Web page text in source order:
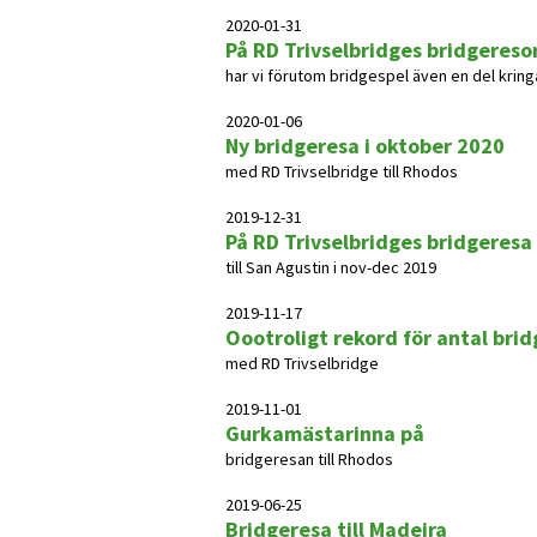
2020-01-31
På RD Trivselbridges
har vi förutom bridgespel även en del
2020-01-06
Ny bridgeresa i oktober 2020
med RD Trivselbridge till Rhodos
2019-12-31
På RD Trivselbridges bridgeresa
till San Agustin i nov-dec 2019
2019-11-17
Oootroligt rekord för antal
med RD Trivselbridge
2019-11-01
Gurkamästarinna på
bridgeresan till Rhodos
2019-06-25
Bridgeresa till Madeira